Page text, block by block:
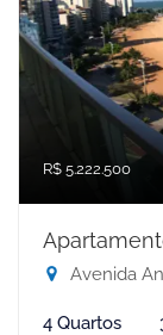
R$ 5.222.500
Avenida
4 Quartos